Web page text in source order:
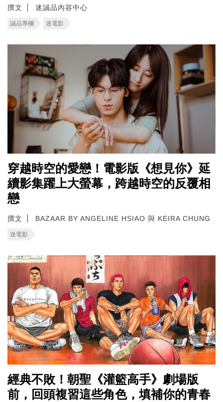
撰文 迷誠品內容中心
誠品專欄 迷電影
穿越時空的愛戀！電影版《想見你》延
續影集躍上大螢幕，跨越時空的反覆相
戀
撰文 BAZAAR BY ANGELINE HSIAO 與 KEIRA CHUNG
迷電影
經典不敗！朝聖《灌籃高手》劇場版
前，回頭複習這些角色，填補你的青春